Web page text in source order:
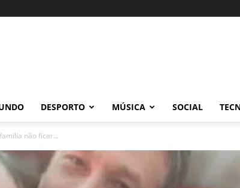
DESPORTO MÚSICA SOCIAL
não ficar...